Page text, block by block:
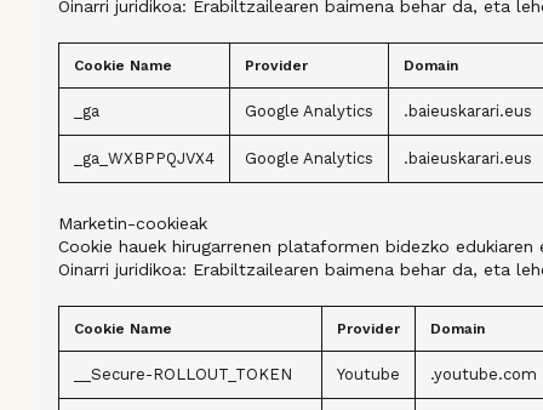
Oinarri juridikoa: Erabiltzailearen baimena behar da, eta
Cookie Name Provider Domain
_ga Google Analytics .baieuskarari.eus
_ga_WXBPPQJVX4 Google Analytics .baieuskarari.eus
Marketin-cookieak
Cookie hauek hirugarrenen plataformen bidezko
Oinarri juridikoa: Erabiltzailearen baimena behar da, eta
Cookie Name Provider Domain
__Secure-ROLLOUT_TOKEN Youtube .youtube.com